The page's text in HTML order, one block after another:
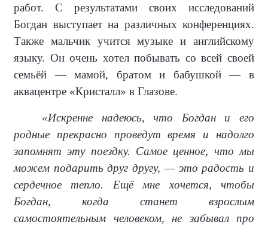
работ. С результатами своих исследований
Богдан выступает на различных конференциях.
Также мальчик учится музыке и английскому
языку. Он очень хотел побывать со всей своей
семьёй — мамой, братом и бабушкой — в
аквацентре «Кристалл» в Глазове.
«Искренне надеюсь, что Богдан и его
родные прекрасно проведут время и надолго
запомнят эту поездку. Самое ценное, что мы
можем подарить друг другу, — это радость и
сердечное тепло. Ещё мне хочется, чтобы
Богдан, когда станет взрослым
самостоятельным человеком, не забывал про